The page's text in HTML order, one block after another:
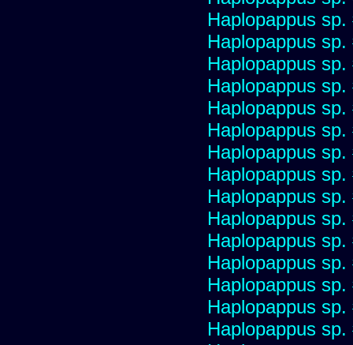
Haplopappus sp.
Haplopappus sp.
Haplopappus sp.
Haplopappus sp.
Haplopappus sp.
Haplopappus sp.
Haplopappus sp.
Haplopappus sp.
Haplopappus sp.
Haplopappus sp.
Haplopappus sp.
Haplopappus sp.
Haplopappus sp.
Haplopappus sp.
Haplopappus sp.